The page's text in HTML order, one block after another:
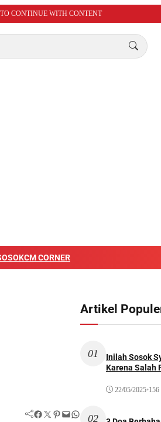
CONTINUE WITH CONTENT
CM CORNER
Facebook Twitter Pinterest Mail WhatsApp
Artikel
01
Inilah Sosok
Karena Salah
22/05/2025•156
02